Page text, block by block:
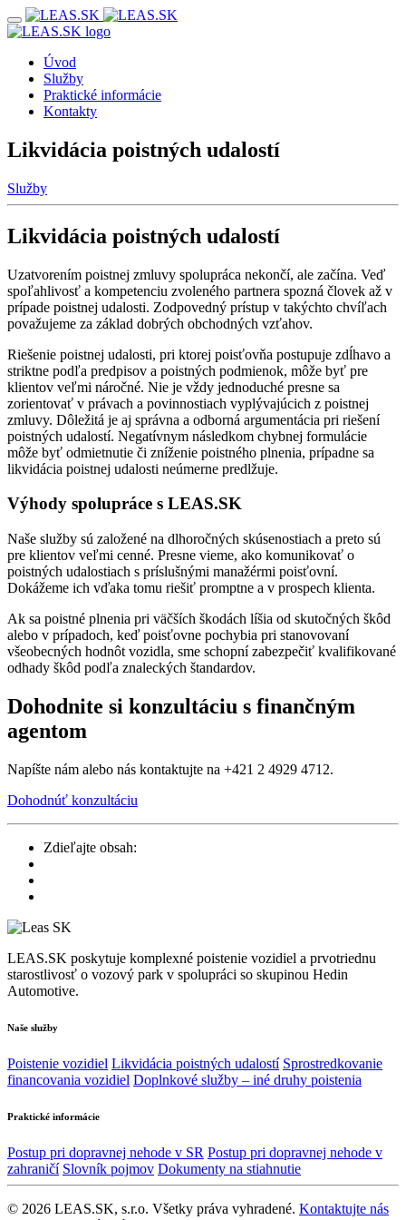
Úvod
Služby
Praktické informácie
Kontakty
Likvidácia poistných udalostí
Služby
Likvidácia poistných udalostí
Uzatvorením poistnej zmluvy spolupráca nekončí, ale začína. Veď
spoľahlivosť a kompetenciu zvoleného partnera spozná človek až v
prípade poistnej udalosti. Zodpovedný prístup v takýchto chvíľach
považujeme za základ dobrých obchodných vzťahov.
Riešenie poistnej udalosti, pri ktorej poisťovňa postupuje zdĺhavo a
striktne podľa predpisov a poistných podmienok, môže byť pre
klientov veľmi náročné. Nie je vždy jednoduché presne sa
zorientovať v právach a povinnostiach vyplývajúcich z poistnej
zmluvy. Dôležitá je aj správna a odborná argumentácia pri riešení
poistných udalostí. Negatívnym následkom chybnej formulácie
môže byť odmietnutie či zníženie poistného plnenia, prípadne sa
likvidácia poistnej udalosti neúmerne predlžuje.
Výhody spolupráce s LEAS.SK
Naše služby sú založené na dlhoročných skúsenostiach a preto sú
pre klientov veľmi cenné. Presne vieme, ako komunikovať o
poistných udalostiach s príslušnými manažérmi poisťovní.
Dokážeme ich vďaka tomu riešiť promptne a v prospech klienta.
Ak sa poistné plnenia pri väčších škodách líšia od skutočných škôd
alebo v prípadoch, keď poisťovne pochybia pri stanovovaní
všeobecných hodnôt vozidla, sme schopní zabezpečiť kvalifikované
odhady škôd podľa znaleckých štandardov.
Dohodnite si konzultáciu s finančným
agentom
Napíšte nám alebo nás kontaktujte na +421 2 4929 4712.
Dohodnúť konzultáciu
Zdieľajte obsah:
LEAS.SK poskytuje komplexné poistenie vozidiel a prvotriednu
starostlivosť o vozový park v spolupráci so skupinou Hedin
Automotive.
Naše služby
Poistenie vozidiel Likvidácia poistných udalostí Sprostredkovanie
financovania vozidiel Doplnkové služby – iné druhy poistenia
Praktické informácie
Postup pri dopravnej nehode v SR Postup pri dopravnej nehode v
zahraničí Slovník pojmov Dokumenty na stiahnutie
© 2026 LEAS.SK, s.r.o. Všetky práva vyhradené. Kontaktujte nás